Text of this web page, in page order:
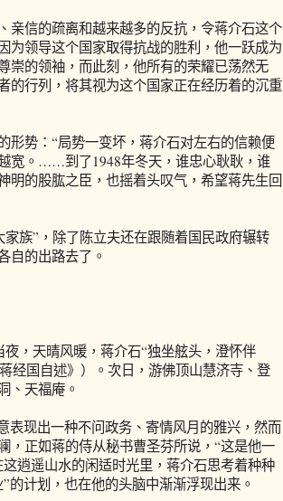
信的疏离和越来越多的反抗，令蒋介石这个
为领导这个国家取得抗战的胜利，他一跃成为
崇的领袖，而此刻，他所有的荣耀已荡然无
的行列，将其视为这个国家正在经历着的沉重
势：“局势一变坏，蒋介石对左右的信赖便
宽。……到了1948年冬天，谁忠心耿耿，谁
明的股肱之臣，也摇着头叹气，希望蒋先生回
族”，除了陈立夫还在跟随着国民政府辗转
自的出路去了。
，天晴风暖，蒋介石“独坐舷头，澄怀伴
经国自述》）。次日，游佛顶山慧济寺、登
、天福庵。
现出一种不问政务、寄情风月的雅兴，然而
，正如蒋的侍从秘书曹圣芬所说，“这是他一
逍遥山水的闲适时光里，蒋介石思考着种种
的计划，也在他的头脑中渐渐浮现出来。